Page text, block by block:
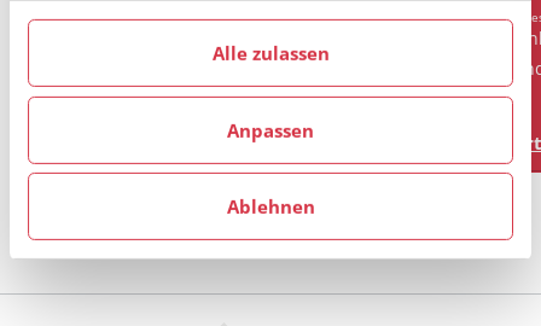
Alle zulassen
Anpassen
Ablehnen
LSV TIROL